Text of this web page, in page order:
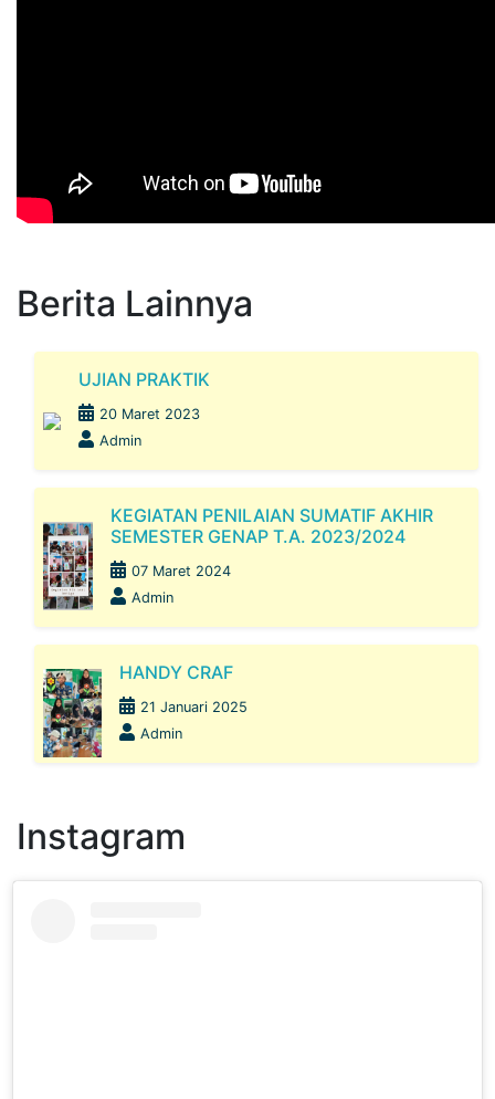
Berita Lainnya
UJIAN PRAKTIK
20 Maret 2023
Admin
KEGIATAN PENILAIAN SUMATIF AKHIR
SEMESTER GENAP T.A. 2023/2024
07 Maret 2024
Admin
HANDY CRAF
21 Januari 2025
Admin
Instagram